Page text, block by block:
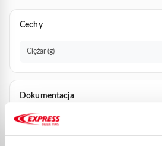
Cechy
Ciężar (g)
Dokumentacja